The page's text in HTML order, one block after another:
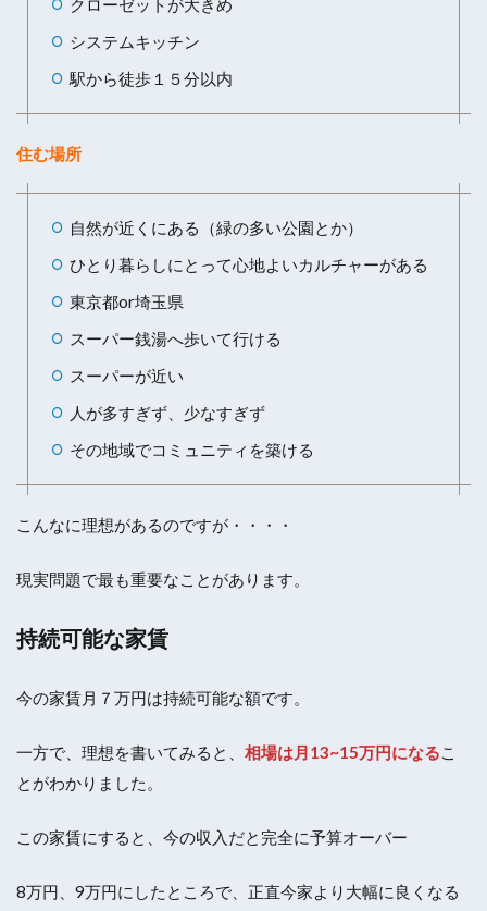
クローゼットが大きめ
システムキッチン
駅から徒歩１５分以内
住む場所
自然が近くにある（緑の多い公園とか）
ひとり暮らしにとって心地よいカルチャーがある
東京都or埼玉県
スーパー銭湯へ歩いて行ける
スーパーが近い
人が多すぎず、少なすぎず
その地域でコミュニティを築ける
こんなに理想があるのですが・・・・
現実問題で最も重要なことがあります。
持続可能な家賃
今の家賃月７万円は持続可能な額です。
一方で、理想を書いてみると、 相場は月13~15万円になるこ
とがわかりました。
この家賃にすると、今の収入だと完全に予算オーバー
8万円、9万円にしたところで、正直今家より大幅に良くなる